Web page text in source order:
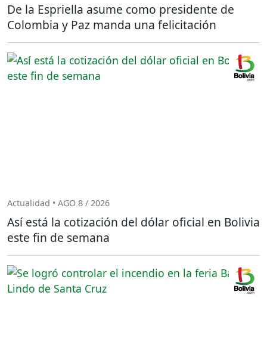
De la Espriella asume como presidente de
Colombia y Paz manda una felicitación
Actualidad • AGO 8 / 2026
Así está la cotización del dólar oficial en Bolivia
este fin de semana